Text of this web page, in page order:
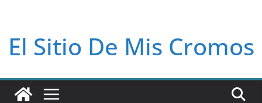
El Sitio De Mis Cromos